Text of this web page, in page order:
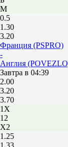
М
0.5
1.30
3.20
Франция (PSPRO)
-
Англия
Завтра в 04:39
2.00
3.20
3.70
1X
12
X2
1.25
1.33